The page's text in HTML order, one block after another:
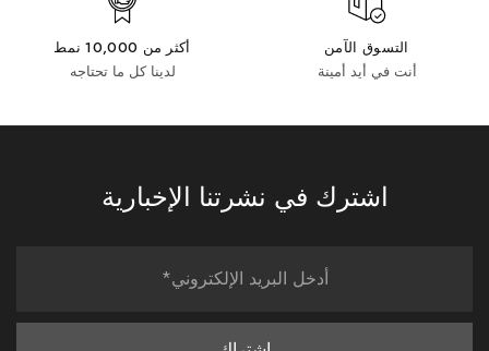
التسوق الآمن
أنت في أيد أمينة
أكثر من 10,000 نمط
لدينا كل ما تحتاجه
اشترك في نشرتنا الإخبارية